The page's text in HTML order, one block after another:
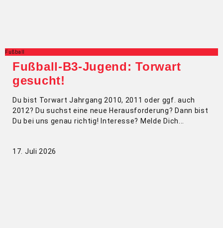
Fußball
Fußball-B3-Jugend: Torwart
gesucht!
Du bist Torwart Jahrgang 2010, 2011 oder ggf. auch
2012? Du suchst eine neue Herausforderung? Dann bist
Du bei uns genau richtig! Interesse? Melde Dich
17. Juli 2026